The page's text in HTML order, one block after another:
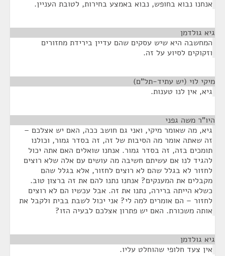
אנחנו נבוא בחופש, נבוא באמצע בחירות, לטובת העניין.
גיא גולדמן
המחשבה היא שיש עסקים שהם עדיין בירידת מחזורים
וזקוקים לסיוע על זה.
מיקי לוי (יש עתיד-תל"ם)
גיא, אין לנו טענות.
היו"ר משה גפני
גיא, מה שאומר מיקי, ואני גם חושב ככה, האם יש אצלכם –
זה שאתה אומר מה הסיבות של זה, זה בסדר גמור, וכולנו
תומכים בזה, זה בסדר גמור. אנחנו שואלים האם אתה יכול
להגיד לנו אם עשיתם חשיבה מה עושים עם אלה שלא רוצים
לחזור לא בגלל שהם לא רוצים לחזור, אלא בגלל שהם
מקבלים את המענקים? אנחנו נתנו להם את זה ברצון טוב.
כשלא הייתה ברירה, נתנו את זה. אבל עכשיו הם לא רוצים
לחזור – הם אומרים למה לי? אני יכול לשבת בבית ולקבל את
אותה משכורת. האם יש פתרון אצלכם לבעיה הזו?
גיא גולדמן
אין צעד חלופי שהוחלט עליו.